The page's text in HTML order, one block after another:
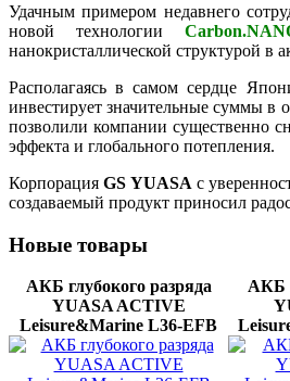
Удачным примером недавнего
новой технологии
нанокристаллической структурой в
Располагаясь в самом сердце
инвестирует значительные суммы в
позволили компании существенно
эффекта и глобального потепления.
КорпорацияGS YUASA с
создаваемый продукт приносил
Новые товары
АКБ глубокого разряда
YUASA ACTIVE
Leisure&Marine L36-EFB
АКБ